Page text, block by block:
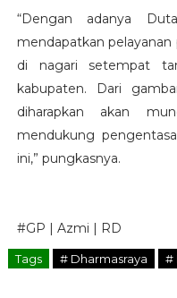
“Dengan adanya
mendapatkan
di nagari setempat
kabupaten. Dari
diharapkan akan
mendukung
ini,” pungkasnya.
#GP | Azmi | RD
Tags # Dharmasraya #